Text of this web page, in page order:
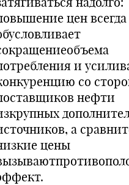
цен всегда
и
со
нефти
а
цены